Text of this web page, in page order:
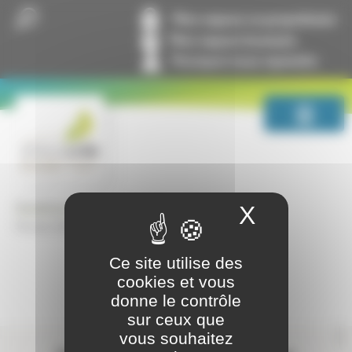
GrandLyon Habitat
Contactez-nous
Ce site utilise des
cookies et vous
donne le contrôle
sur ceux que
vous souhaitez
X